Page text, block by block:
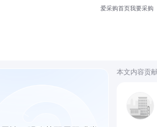
爱采购首页我要采购
本文内容贡